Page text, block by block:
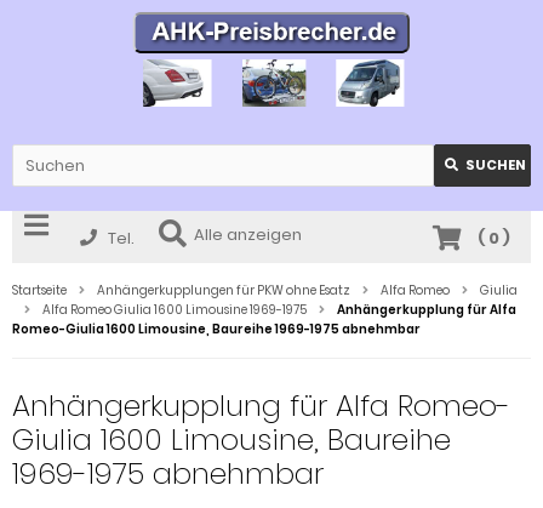
SUCHEN
Tel. Alle anzeigen ( 0)
Startseite Anhängerkupplungen für PKW ohne Esatz Alfa Romeo
Giulia
Alfa Romeo Giulia 1600 Limousine 1969-1975
Anhängerkupplung für Alfa
Romeo-Giulia 1600 Limousine, Baureihe 1969-1975 abnehmbar
Anhängerkupplung für Alfa Romeo-
Giulia 1600 Limousine, Baureihe
1969-1975 abnehmbar